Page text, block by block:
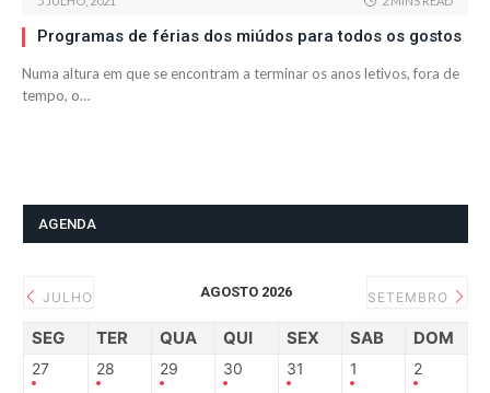
Programas de férias dos miúdos para todos os gostos
Numa altura em que se encontram a terminar os anos letivos, fora de
tempo, o…
AGENDA
JULHO AGOSTO 2026 SETEMBRO
SEG TER QUA QUI SEX SAB DOM
27 28 29 30 31 1 2